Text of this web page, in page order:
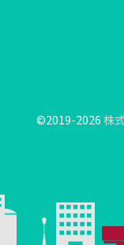
©2019-2026株